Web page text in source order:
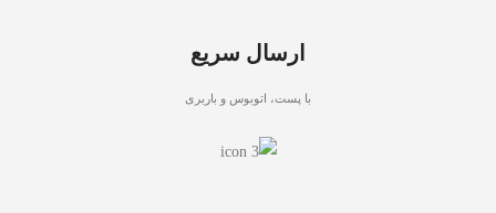
ارسال سریع
با پست، اتوبوس و باربری